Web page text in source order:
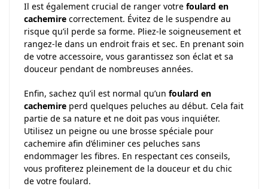
Il est également crucial de ranger votre foulard en
cachemire correctement. Évitez de le suspendre au
risque qu’il perde sa forme. Pliez-le soigneusement et
rangez-le dans un endroit frais et sec. En prenant soin
de votre accessoire, vous garantissez son éclat et sa
douceur pendant de nombreuses années.
Enfin, sachez qu’il est normal qu’un foulard en
cachemire perd quelques peluches au début. Cela fait
partie de sa nature et ne doit pas vous inquiéter.
Utilisez un peigne ou une brosse spéciale pour
cachemire afin d’éliminer ces peluches sans
endommager les fibres. En respectant ces conseils,
vous profiterez pleinement de la douceur et du chic
de votre foulard.